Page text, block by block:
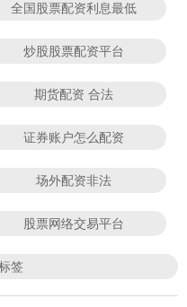
全国股票配资利息最低
炒股股票配资平台
期货配资 合法
证券账户怎么配资
场外配资非法
股票网络交易平台
签